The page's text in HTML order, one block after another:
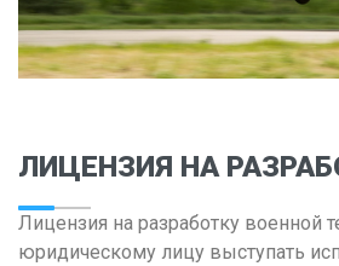
ЛИЦЕНЗИЯ НА
Лицензия на разработку военной
юридическому лицу выступать
Екатеринбург
И
Ижевск
К